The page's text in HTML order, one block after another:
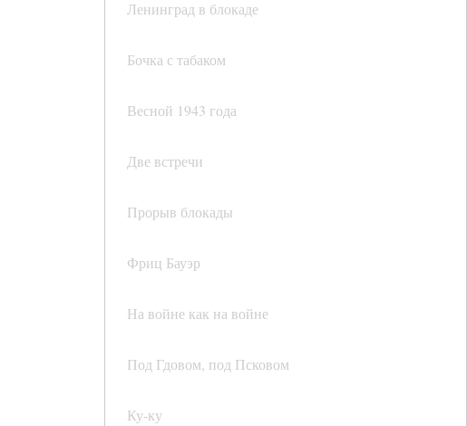
Ленинград в блокаде
Бочка с табаком
Весной 1943 года
Две встречи
Прорыв блокады
Фриц Бауэр
На войне как на войне
Под Гдовом, под Псковом
Ку-ку